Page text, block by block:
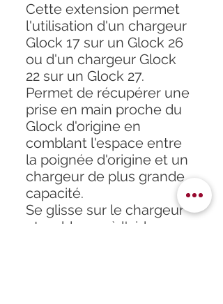
Cette extension permet
l'utilisation d'un chargeur
Glock 17 sur un Glock 26
ou d'un chargeur Glock
22 sur un Glock 27.
Permet de récupérer une
prise en main proche du
Glock d'origine en
comblant l'espace entre
la poignée d'origine et un
chargeur de plus grande
capacité.
Se glisse sur le chargeur
et se bloque à l'aide